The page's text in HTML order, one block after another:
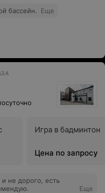
бассейн. Еще
Игра в бадминтон
Цена по запросу
не дорого, есть
Еще